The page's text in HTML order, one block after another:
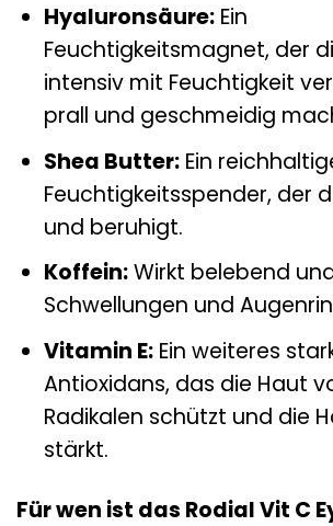
Hyaluronsäure:Ein
Feuchtigkeitsmagnet, der
intensiv mit Feuchtigkeit
prall und geschmeidig
Shea Butter:Ein
Feuchtigkeitsspender, der
und beruhigt.
Koffein:Wirkt belebend
Schwellungen und
Vitamin E:Ein weiteres
Antioxidans, das die Haut
Radikalen schützt und die
stärkt.
Für wen ist das Rodial Vit C